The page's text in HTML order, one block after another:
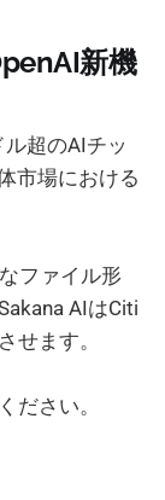
新機
超のAIチッ
市場における
ファイル形
AIはCiti
せます。
ださい。